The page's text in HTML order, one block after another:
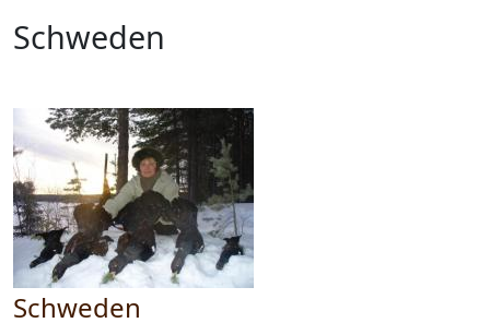
Schweden
Schweden